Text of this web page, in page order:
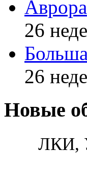
Аврора
26
26
Новые
ЛКИ,